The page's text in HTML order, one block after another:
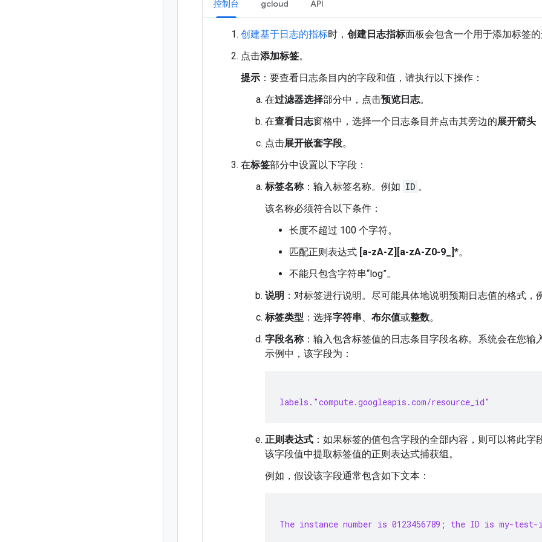
控制台 gcloud API
创建基于日志的指标时， 创建日志指标面板会包含一个用于添加标签的
点击添加标签。
提示 ：要查看日志条目内的字段和值，请执行以下操作：
在过滤器选择部分中，点击预览日志。
在查看日志窗格中，选择一个日志条目并点击其旁边的展开箭头
点击展开嵌套字段。
在标签部分中设置以下字段：
标签名称：输入标签名称。例如 ID 。
该名称必须符合以下条件：
长度不超过 100 个字符。
匹配正则表达式 [a-zA-Z][a-zA-Z0-9_]*。
不能只包含字符串“log”。
说明 ：对标签进行说明。尽可能具体地说明预期日志值的格式，
标签类型 ：选择字符串、 布尔值或整数。
字段名称：输入包含标签值的日志条目字段名称。系统会在您输
示例中，该字段为：
labels."compute.googleapis.com/resource_id"
正则表达式 ：如果标签的值包含字段的全部内容，则可以将此字
该字段值中提取标签值的正则表达式捕获组。
例如，假设该字段通常包含如下文本：
The instance number is 0123456789; the ID is my-test-